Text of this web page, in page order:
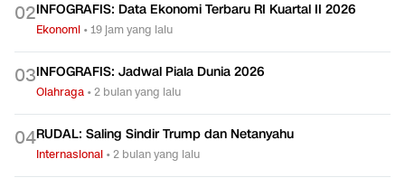
02INFOGRAFIS: Data Ekonomi Terbaru RI Kuartal II 2026
Ekonomi •19 jam yang lalu
03INFOGRAFIS: Jadwal Piala Dunia 2026
Olahraga •2 bulan yang lalu
04RUDAL: Saling Sindir Trump dan Netanyahu
Internasional •2 bulan yang lalu